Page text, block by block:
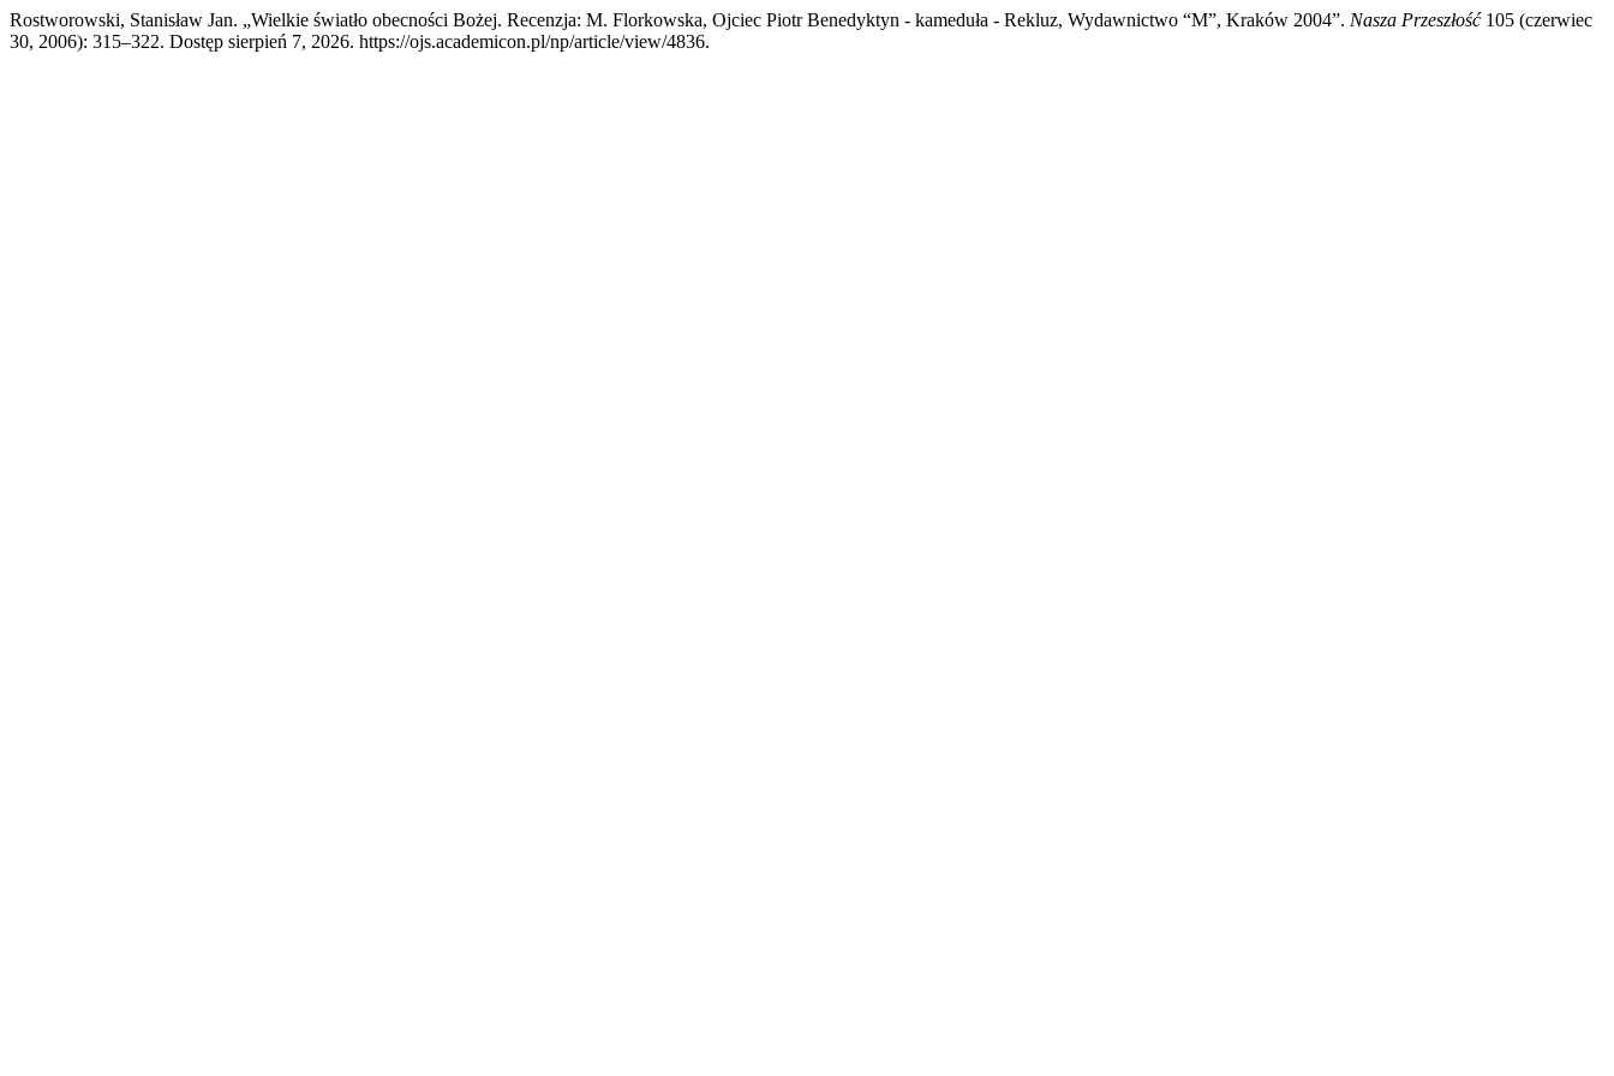
Rostworowski, Stanisław Jan. „Wielkie światło obecności Bożej. Recenzja: M. Florkowska, Ojciec Piotr Benedyktyn - kameduła - Rekluz, Wydawnictwo “M”, Kraków 2004”. Nasza Przeszłość105 (czerwiec
30, 2006): 315–322. Dostęp sierpień 7, 2026. https://ojs.academicon.pl/np/article/view/4836.